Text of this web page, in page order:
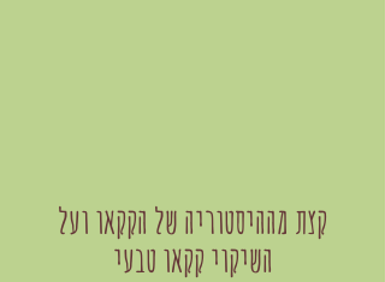
קצת מההיסטוריה של הקקאו ועל
השיקוי קקאו טבעי